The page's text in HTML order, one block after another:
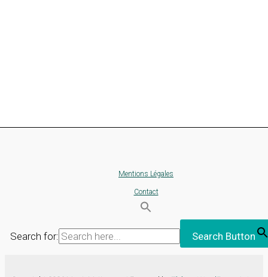
Mentions Légales
Contact
Search for: Search Button